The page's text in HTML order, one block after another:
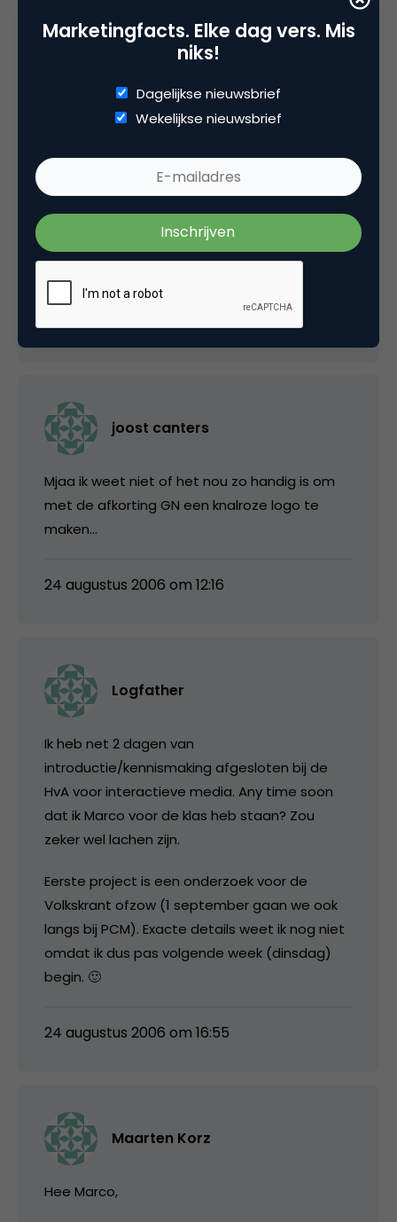
Veel succes!
24 augustus 2006 om 11:33
Goed werk heren! Benieuwd wat dit zal
brengen.
24 augustus 2006 om 11:48
joost canters
Mjaa ik weet niet of het nou zo handig is om
met de afkorting GN een knalroze logo te
maken…
24 augustus 2006 om 12:16
Logfather
Ik heb net 2 dagen van
introductie/kennismaking afgesloten bij de
HvA voor interactieve media. Any time soon
dat ik Marco voor de klas heb staan? Zou
zeker wel lachen zijn.
Eerste project is een onderzoek voor de
Volkskrant ofzow (1 september gaan we ook
langs bij PCM). Exacte details weet ik nog niet
omdat ik dus pas volgende week (dinsdag)
begin. 🙂
24 augustus 2006 om 16:55
Maarten Korz
Hee Marco,
Marketingfacts. Elke dag vers. Mis
niks!
Dagelijkse nieuwsbrief
Wekelijkse nieuwsbrief